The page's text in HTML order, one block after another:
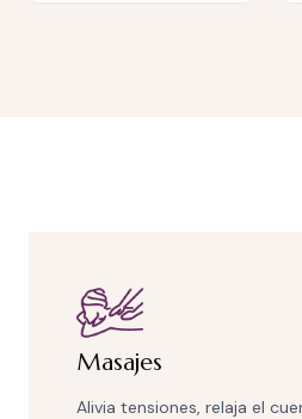
Masajes
Alivia tensiones, relaja el